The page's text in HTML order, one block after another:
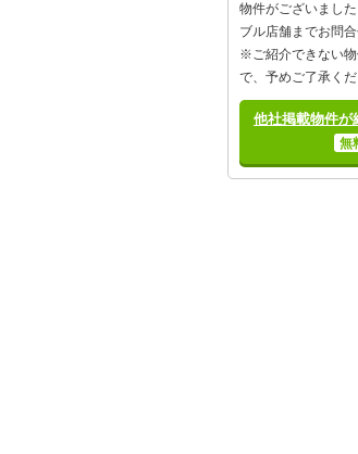
物件がございまし
ブル店舗までお問合
※ご紹介できない
で、予めご了承くだ
他社掲載物件が
無